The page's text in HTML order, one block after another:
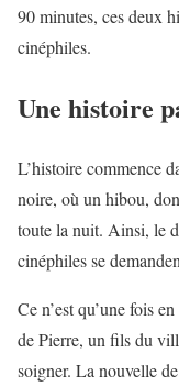
90 minutes, ces deux
cinéphiles.
Une histoire
L’histoire commence
noire, où un hibou,
toute la nuit. Ainsi, le
cinéphiles se
Ce n’est qu’une fois
de Pierre, un fils du
soigner. La nouvelle